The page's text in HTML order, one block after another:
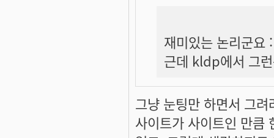
재미있는 논리군요
근데 kldp에서 그
그냥 눈팅만 하면서 그
사이트가 사이트인 만큼